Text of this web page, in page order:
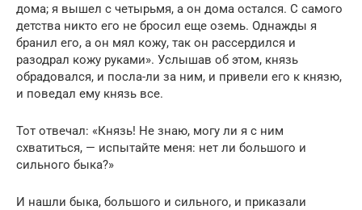
дома; я вышел с четырьмя, а он дома остался. С самого
детства никто его не бросил еще оземь. Однажды я
бранил его, а он мял кожу, так он рассердился и
разодрал кожу руками». Услышав об этом, князь
обрадовался, и посла-ли за ним, и привели его к князю,
и поведал ему князь все.
Тот отвечал: «Князь! Не знаю, могу ли я с ним
схватиться, — испытайте меня: нет ли большого и
сильного быка?»
И нашли быка, большого и сильного, и приказали